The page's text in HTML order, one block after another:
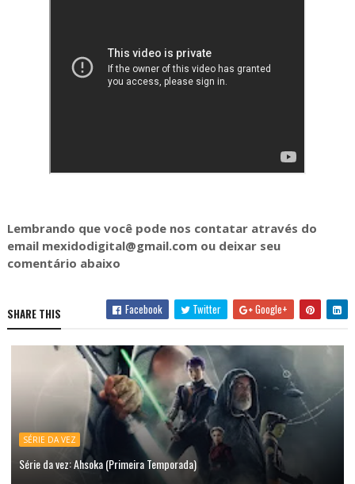
Lembrando que você pode nos contatar através do
email mexidodigital@gmail.com ou deixar seu
comentário abaixo
SHARE THIS Facebook Twitter Google+
SÉRIE DA VEZ
Série da vez: Ahsoka (Primeira Temporada)